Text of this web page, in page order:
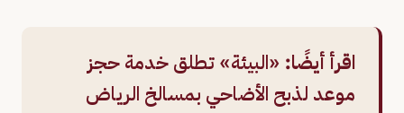
اقرأ أيضًا: «البيئة» تطلق خدمة حجز
موعد لذبح الأضاحي بمسالخ الرياض